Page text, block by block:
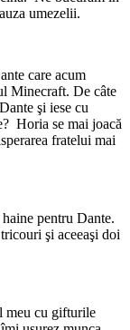
umezelii.
care acum
Minecraft. De câte
şi iese cu
Horia se mai joacă
fratelui mai
pentru Dante.
şi aceeaşi doi
meu cu gifturile